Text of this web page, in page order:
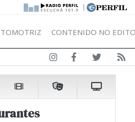
|
CONTENIDO NO